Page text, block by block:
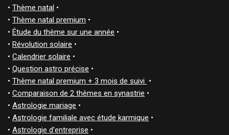
• Thème natal •
• Thème natal premium •
• Étude du thème sur une année •
• Révolution solaire •
• Calendrier solaire •
• Question astro précise •
• Thème natal premium + 3 mois de suivi •
• Comparaison de 2 thèmes en synastrie •
• Astrologie mariage •
• Astrologie familiale avec étude karmique •
• Astrologie d’entreprise •